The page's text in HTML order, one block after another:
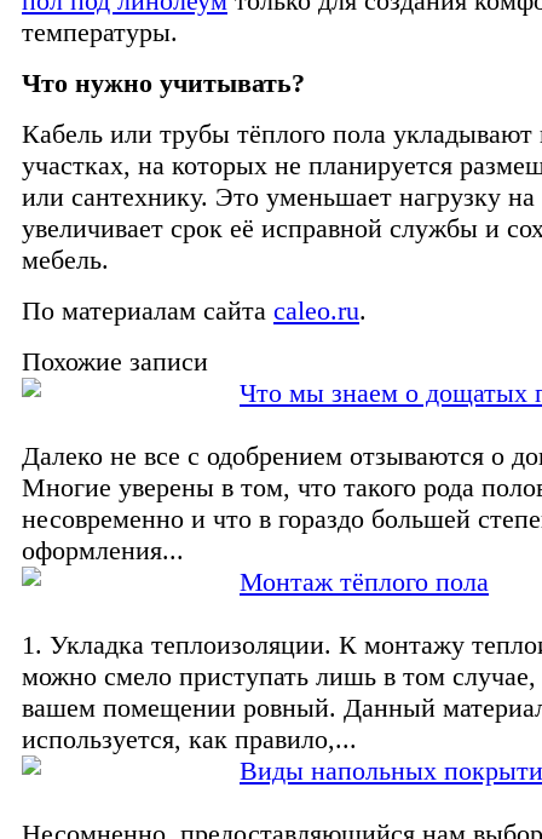
температуры.
Что нужно учитывать?
Кабель или трубы тёплого пола укладывают
участках, на которых не планируется
или сантехнику. Это уменьшает нагрузку на
увеличивает срок её исправной службы и
мебель.
По материалам сайта caleo.ru.
Похожие записи
Что мы знаем о дощатых
Далеко не все с одобрением отзываются о
Многие уверены в том, что такого рода
несовременно и что в гораздо большей
оформления...
Монтаж тёплого пола
1. Укладка теплоизоляции. К монтажу
можно смело приступать лишь в том
вашем помещении ровный. Данный
используется, как правило,...
Виды напольных